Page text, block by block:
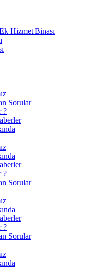
Hizmet Binası
Sorular
?
?
Sorular
?
Sorular